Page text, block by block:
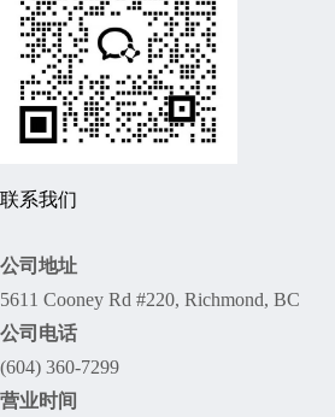
联系我们
公司地址
5611 Cooney Rd #220, Richmond, BC
公司电话
(604) 360-7299
营业时间